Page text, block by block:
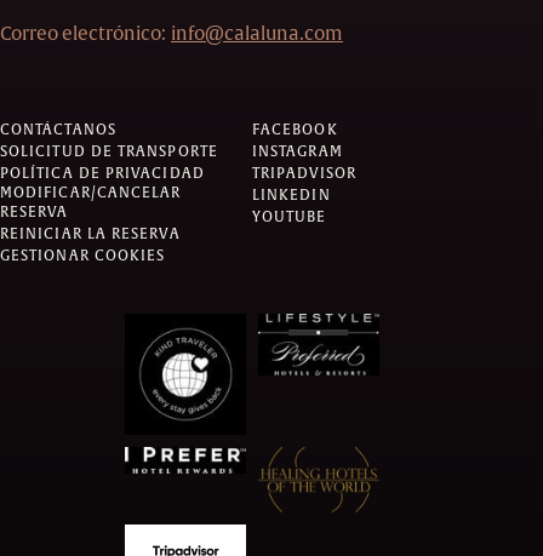
Correo electrónico: info@calaluna.com
CONTÁCTANOS
SOLICITUD DE TRANSPORTE
POLÍTICA DE PRIVACIDAD
MODIFICAR/CANCELAR
RESERVA
REINICIAR LA RESERVA
GESTIONAR COOKIES
FACEBOOK
INSTAGRAM
TRIPADVISOR
LINKEDIN
YOUTUBE